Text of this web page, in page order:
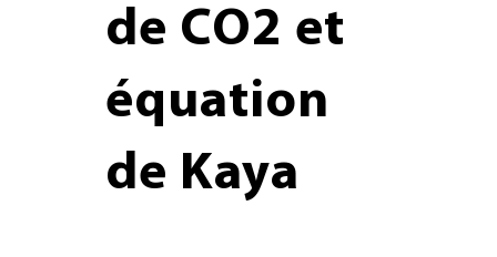
de CO2 et
équation
de Kaya